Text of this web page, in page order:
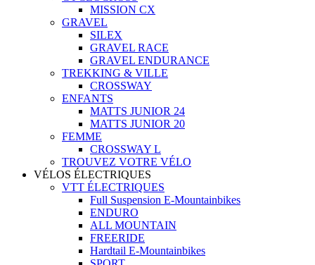
MISSION CX
GRAVEL
SILEX
GRAVEL RACE
GRAVEL ENDURANCE
TREKKING & VILLE
CROSSWAY
ENFANTS
MATTS JUNIOR 24
MATTS JUNIOR 20
FEMME
CROSSWAY L
TROUVEZ VOTRE VÉLO
VÉLOS ÉLECTRIQUES
VTT ÉLECTRIQUES
Full Suspension E-Mountainbikes
ENDURO
ALL MOUNTAIN
FREERIDE
Hardtail E-Mountainbikes